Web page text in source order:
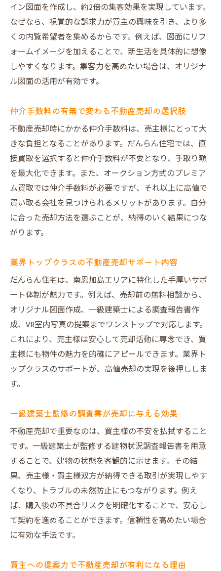
イン図面を作成し、約2倍の集客効果を実現しています。
なぜなら、視覚的な訴求力が買主の興味を引き、より多
くの内覧希望者を集めるからです。例えば、図面にリフ
ォームイメージを加えることで、新生活を具体的に想像
しやすくなります。集客力を高めたい場合は、オリジナ
ル図面の活用が有効です。
仲介手数料の有無で変わる不動産売却の選択肢
不動産売却時にかかる仲介手数料は、売主様にとって大
きな負担となることがあります。だんらん住宅では、直
接買取を選択すると仲介手数料が不要となり、手取り額
を最大化できます。また、オークション方式のプレミア
ム買取では仲介手数料が必要ですが、それ以上に高値で
買い取る会社を見つけられるメリットがあります。自分
に合った売却方法を選ぶことが、納得のいく結果につな
がります。
業界トップクラスの不動産売却サポート内容
だんらん住宅は、南恩加島エリアに特化した手厚いサポ
ート体制が魅力です。例えば、売却前の無料相談から、
オリジナル図面作成、一級建築士による調査報告書作
成、VR室内写真の提案までワンストップで対応します。
これにより、売主様は安心して売却活動に専念でき、買
主様にも物件の魅力を的確にアピールできます。業界ト
ップクラスのサポートが、高値売却の実現を後押ししま
す。
一級建築士監修の調査書が売却に与える効果
不動産売却で重要なのは、買主様の不安を払拭すること
です。一級建築士が監修する建物状況調査報告書を用意
することで、建物の状態を客観的に示せます。その結
果、売主様・買主様双方が納得できる取引が実現しやす
くなり、トラブルの未然防止にもつながります。例え
ば、購入後の不具合リスクを明確化することで、安心し
て契約を進めることができます。信頼性を高めたい場合
に有効な手法です。
買主への提案力で不動産売却が有利になる理由